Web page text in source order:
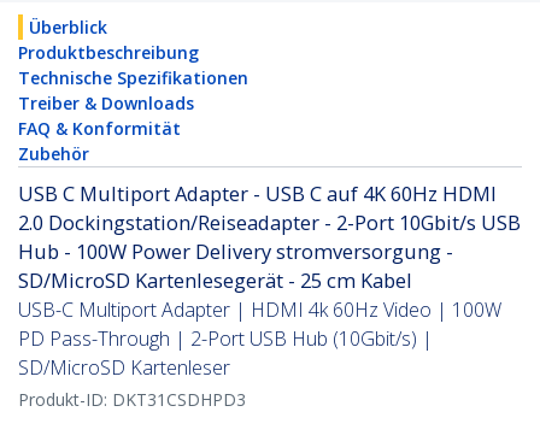
Überblick
Produktbeschreibung
Technische Spezifikationen
Treiber & Downloads
FAQ & Konformität
Zubehör
USB C Multiport Adapter - USB C auf 4K 60Hz HDMI
2.0 Dockingstation/Reiseadapter - 2-Port 10Gbit/s USB
Hub - 100W Power Delivery stromversorgung -
SD/MicroSD Kartenlesegerät - 25 cm Kabel
USB-C Multiport Adapter | HDMI 4k 60Hz Video | 100W
PD Pass-Through | 2-Port USB Hub (10Gbit/s) |
SD/MicroSD Kartenleser
Produkt-ID: DKT31CSDHPD3